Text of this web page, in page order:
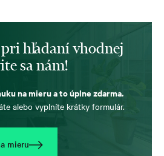
hľadaní vhodnej
sa nám!
na mieru a to úplne zdarma.
alebo vyplníte krátky formulár.
mieru